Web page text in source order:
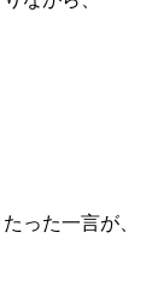
った一言が、